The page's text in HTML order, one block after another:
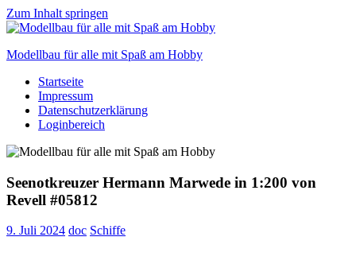
Zum Inhalt springen
Modellbau für alle mit Spaß am Hobby
Scale
modelling
to
Startseite
Impressum
Datenschutzerklärung
Loginbereich
Seenotkreuzer Hermann Marwede in 1:200 von
Revell #05812
9. Juli 2024 doc Schiffe